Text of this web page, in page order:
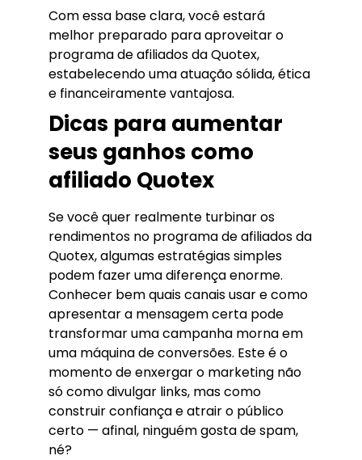
Com essa base clara, você estará
melhor preparado para aproveitar o
programa de afiliados da Quotex,
estabelecendo uma atuação sólida, ética
e financeiramente vantajosa.
Dicas para aumentar
seus ganhos como
afiliado Quotex
Se você quer realmente turbinar os
rendimentos no programa de afiliados da
Quotex, algumas estratégias simples
podem fazer uma diferença enorme.
Conhecer bem quais canais usar e como
apresentar a mensagem certa pode
transformar uma campanha morna em
uma máquina de conversões. Este é o
momento de enxergar o marketing não
só como divulgar links, mas como
construir confiança e atrair o público
certo — afinal, ninguém gosta de spam,
né?